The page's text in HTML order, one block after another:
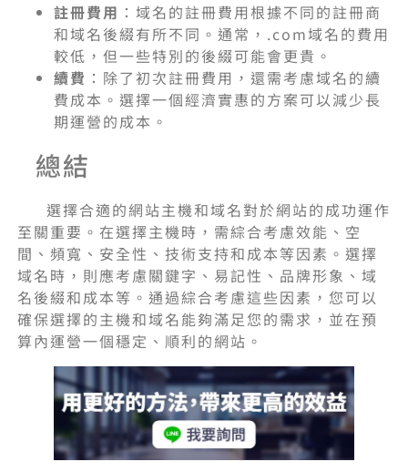
註冊費用 ：域名的註冊費用根據不同的註冊商
和域名後綴有所不同。通常，.com域名的費用
較低，但一些特別的後綴可能會更貴。
續費 ：除了初次註冊費用，還需考慮域名的續
費成本。選擇一個經濟實惠的方案可以減少長
期運營的成本。
總結
選擇合適的網站主機和域名對於網站的成功運作
至關重要。在選擇主機時，需綜合考慮效能、空
間、頻寬、安全性、技術支持和成本等因素。選擇
域名時，則應考慮關鍵字、易記性、品牌形象、域
名後綴和成本等。通過綜合考慮這些因素，您可以
確保選擇的主機和域名能夠滿足您的需求，並在預
算內運營一個穩定、順利的網站。